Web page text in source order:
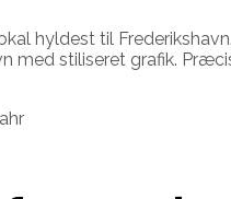
hyldest til
med stiliseret grafik.